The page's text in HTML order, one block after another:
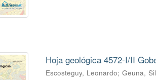
Hoja geológica 4572-I/II
Escosteguy, Leonardo; Geuna,